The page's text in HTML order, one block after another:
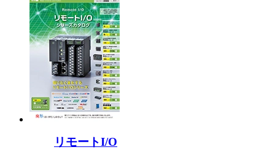
リモートI/O